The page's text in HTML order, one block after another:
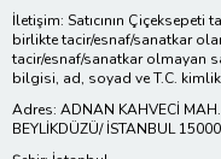
İletişim: Satıcının
birlikte tacir/esnaf/sanatkar
tacir/esnaf/sanatkar olmayan
bilgisi, ad, soyad ve T.C.
Adres: ADNAN KAHVECİ
BEYLİKDÜZÜ/ İSTANBUL